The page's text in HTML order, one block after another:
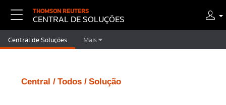
THOMSON REUTERS
CENTRAL DE SOLUÇÕES
Central de Soluções Mais
Central / Todos / Solução